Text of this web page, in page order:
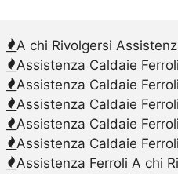
A chi Rivolgersi
Assistenza Caldaie
Assistenza Caldaie Ferroli
Assistenza Caldaie
Assistenza Caldaie
Assistenza Caldaie Ferroli
Assistenza Ferroli A chi